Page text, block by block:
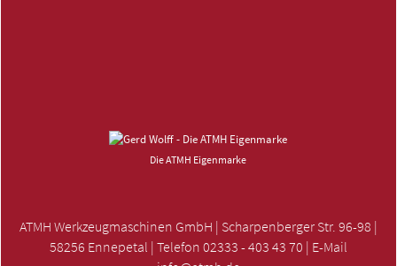
Die ATMH Eigenmarke
ATMH Werkzeugmaschinen GmbH | Scharpenberger Str. 96-98 |
58256 Ennepetal | Telefon 02333 - 403 43 70 | E-Mail